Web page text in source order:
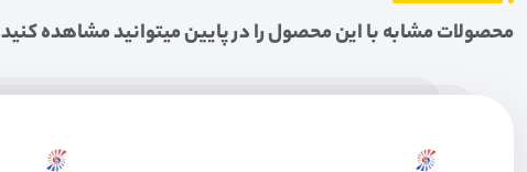
محصولات مشابه با این محصول را در پایین میتوانید مشاهده کنید